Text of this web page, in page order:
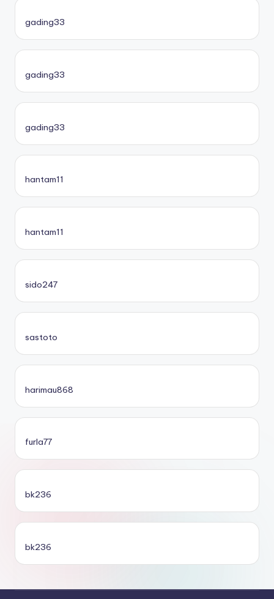
gading33
gading33
gading33
hantam11
hantam11
sido247
sastoto
harimau868
furla77
bk236
bk236